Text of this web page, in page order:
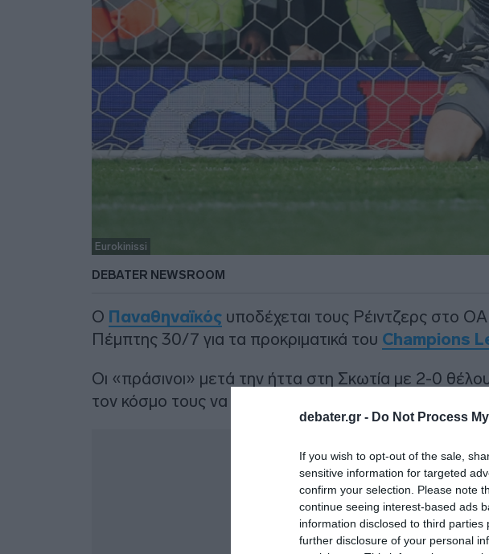
debater.gr - Do Not Process
If you wish to opt-out of the sale,
sensitive information for targeted
confirm your selection. Please note
continue seeing interest-based ads
information disclosed to third
further disclosure of your personal
Eurokinissi
DEBATER NEWSROOM
Ο Παναθηναϊκός υποδέχεται τους Ρέιντζερς στο
Πέμπτης 30/7 για τα προκριματικά του Champions
Οι «πράσινοι» μετά την ήττα στη Σκωτία με 2-0
τον κόσμο τους να φτάσουν στην ανατροπή.